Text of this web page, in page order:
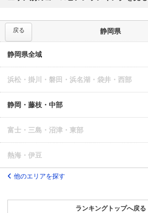
静岡県
戻る
静岡県全域
浜松・掛川・磐田・浜名湖・袋井・西部
静岡・藤枝・中部
富士・三島・沼津・東部
熱海・伊豆
他のエリアを探す
ランキングトップへ戻る